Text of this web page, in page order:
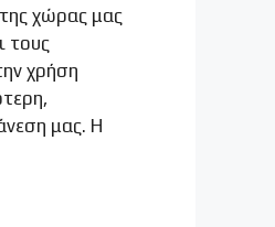
χώρας μας
τους
χρήση
μας. Η